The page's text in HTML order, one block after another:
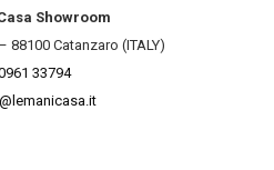
Showroom
88100 Catanzaro (ITALY)
33794